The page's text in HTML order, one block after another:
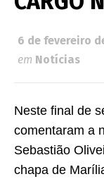
6 de fevereiro
em Notícias
Neste final de
comentaram a
Sebastião
chapa de